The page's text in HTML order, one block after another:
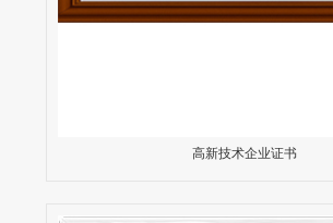
高新技术企业证书